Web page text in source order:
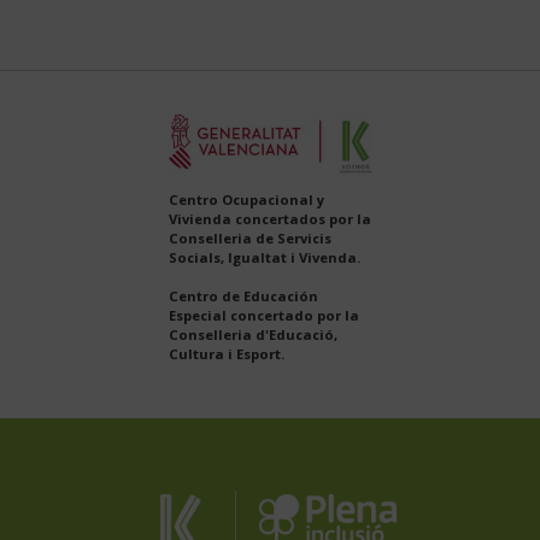
Centro Ocupacional y
Vivienda concertados por la
Conselleria de Servicis
Socials, Igualtat i Vivenda.
Centro de Educación
Especial concertado por la
Conselleria d'Educació,
Cultura i Esport.
Koynos
Coopertiva
Inclusión
Comunidad